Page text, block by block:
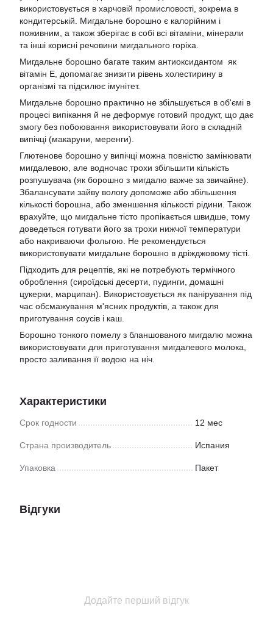
використовується в харчовій промисловості, зокрема в
кондитерській. Мигдальне борошно є калорійним і
поживним, а також зберігає в собі всі вітаміни, мінерали
та інші корисні речовини мигдального горіха.
Мигдальне борошно багате таким антиоксидантом як
вітамін Е, допомагає знизити рівень холестирину в
організмі та підсилює імунітет.
Мигдальне борошно практично не збільшується в об'ємі в
процесі випікання й не деформує готовий продукт, що дає
змогу без побоювання використовувати його в складній
випічці (макаруни, меренги).
Глютенове борошно у випічці можна повністю замінювати
мигдалевою, але водночас трохи збільшити кількість
розпушувача (як борошно з мигдалю важче за звичайне).
Збалансувати зайву вологу допоможе або збільшення
кількості борошна, або зменшення кількості рідини. Також
врахуйте, що мигдальне тісто пропікається швидше, тому
доведеться готувати його за трохи нижчої температури
або накриваючи фольгою. Не рекомендується
використовувати мигдальне борошно в дріжджовому тісті.
Підходить для рецептів, які не потребують термічного
оброблення (сироїдські десерти, пудинги, домашні
цукерки, марципан). Використовується як панірування під
час обсмажування м'ясних продуктів, а також для
приготування соусів і каш.
Борошно тонкого помелу з бланшованого мигдалю можна
використовувати для приготування мигдалевого молока,
просто заливання її водою на ніч.
Характеристики
Срок годности 12 мес
Страна производитель Испания
Упаковка Пакет
Відгуки
Додайте перший відгук